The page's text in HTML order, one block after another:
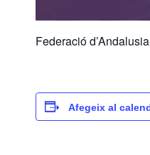
Federació
Afegeix al